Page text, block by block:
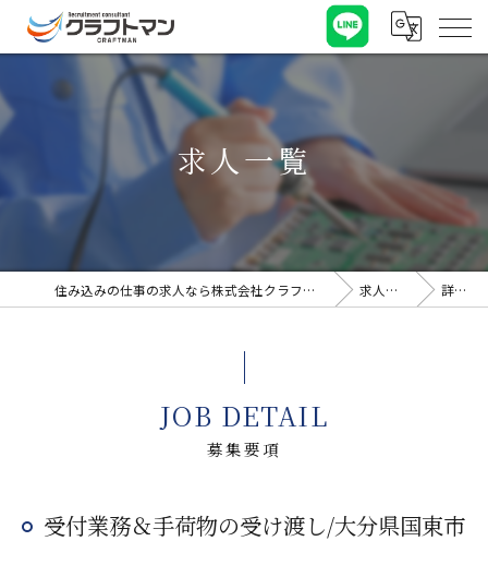
求人一覧
住み込みの仕事の求人なら株式会社クラフトマン 求人一覧 詳細
募集要項
JOB DETAIL
受付業務＆手荷物の受け渡し/大分県国東市